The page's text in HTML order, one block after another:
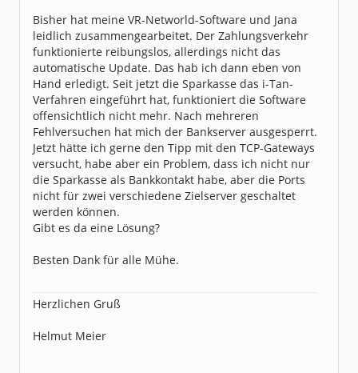
Bisher hat meine VR-Networld-Software und Jana
leidlich zusammengearbeitet. Der Zahlungsverkehr
funktionierte reibungslos, allerdings nicht das
automatische Update. Das hab ich dann eben von
Hand erledigt. Seit jetzt die Sparkasse das i-Tan-
Verfahren eingeführt hat, funktioniert die Software
offensichtlich nicht mehr. Nach mehreren
Fehlversuchen hat mich der Bankserver ausgesperrt.
Jetzt hätte ich gerne den Tipp mit den TCP-Gateways
versucht, habe aber ein Problem, dass ich nicht nur
die Sparkasse als Bankkontakt habe, aber die Ports
nicht für zwei verschiedene Zielserver geschaltet
werden können.
Gibt es da eine Lösung?
Besten Dank für alle Mühe.
Herzlichen Gruß
Helmut Meier